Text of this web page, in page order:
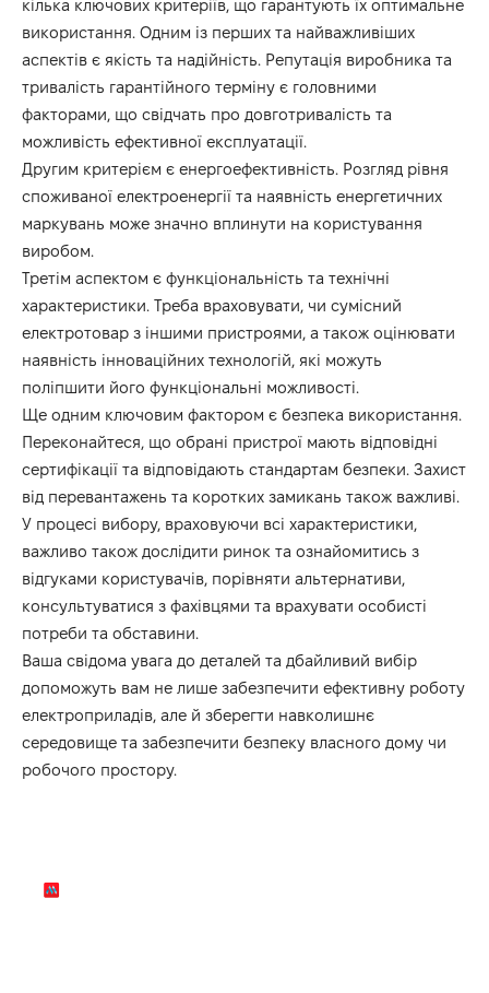
кілька ключових критеріїв, що гарантують їх оптимальне
використання. Одним із перших та найважливіших
аспектів є якість та надійність. Репутація виробника та
тривалість гарантійного терміну є головними
факторами, що свідчать про довготривалість та
можливість ефективної експлуатації.
Другим критерієм є енергоефективність. Розгляд рівня
споживаної електроенергії та наявність енергетичних
маркувань може значно вплинути на користування
виробом.
Третім аспектом є функціональність та технічні
характеристики. Треба враховувати, чи сумісний
електротовар з іншими пристроями, а також оцінювати
наявність інноваційних технологій, які можуть
поліпшити його функціональні можливості.
Ще одним ключовим фактором є безпека використання.
Переконайтеся, що обрані пристрої мають відповідні
сертифікації та відповідають стандартам безпеки. Захист
від перевантажень та коротких замикань також важливі.
У процесі вибору, враховуючи всі характеристики,
важливо також дослідити ринок та ознайомитись з
відгуками користувачів, порівняти альтернативи,
консультуватися з фахівцями та врахувати особисті
потреби та обставини.
Ваша свідома увага до деталей та дбайливий вибір
допоможуть вам не лише забезпечити ефективну роботу
електроприладів, але й зберегти навколишнє
середовище та забезпечити безпеку власного дому чи
робочого простору.